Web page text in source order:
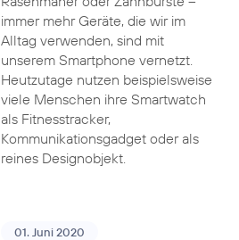
immer mehr Geräte, die wir im
Alltag verwenden, sind mit
unserem Smartphone vernetzt.
Heutzutage nutzen beispielsweise
viele Menschen ihre Smartwatch
als Fitnesstracker,
Kommunikationsgadget oder als
reines Designobjekt.
01. Juni 2020